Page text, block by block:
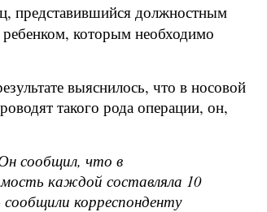
представившийся должностным
которым необходимо
выяснилось, что в носовой
такого рода операции, он,
сообщил, что в
каждой составляла 10
корреспонденту